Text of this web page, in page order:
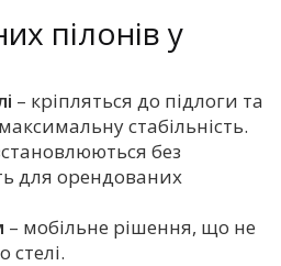
пілонів у
– кріпляться до підлоги та
стабільність.
без
для орендованих
– мобільне рішення, що не
стелі.